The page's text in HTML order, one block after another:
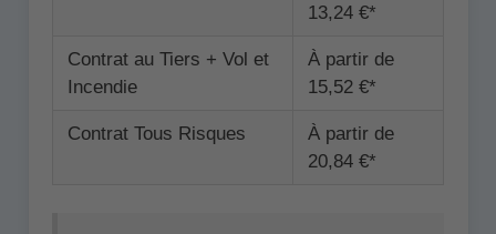
13,24 €*
Contrat au Tiers + Vol et
Incendie
À partir de
15,52 €*
Contrat Tous Risques
À partir de
20,84 €*